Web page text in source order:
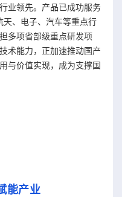
业领先。产品已成功服务
天、电子、汽车等重点行
多项省部级重点研发项
术能力，正加速推动国产
与价值实现，成为支撑国
能产业